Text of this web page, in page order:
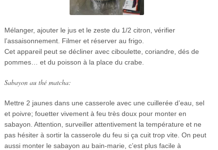
Mélanger, ajouter le jus et le zeste du 1/2 citron, vérifier
l’assaisonnement. Filmer et réserver au frigo.
Cet appareil peut se décliner avec ciboulette, coriandre, dés de
pommes… et du poisson à la place du crabe.
Sabayon au thé matcha:
Mettre 2 jaunes dans une casserole avec une cuillerée d’eau, sel
et poivre; fouetter vivement à feu très doux pour monter en
sabayon. Attention, surveiller attentivement la température et ne
pas hésiter à sortir la casserole du feu si ça cuit trop vite. On peut
aussi monter le sabayon au bain-marie, c’est plus facile à